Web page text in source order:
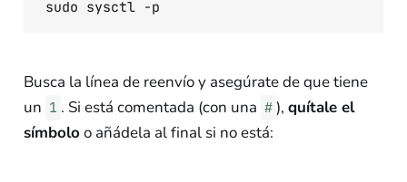
Busca la línea de reenvío y asegúrate de que tiene
un 1 . Si está comentada (con una # ), quítale el
símboloo añádela al final si no está: